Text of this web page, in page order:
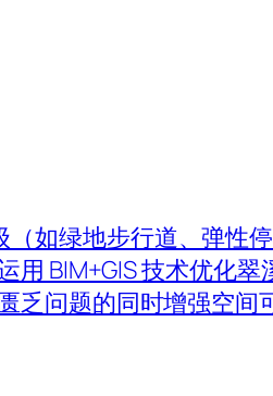
（如绿地步行道、弹性
用 BIM+GIS 技术优化
乏问题的同时增强空间